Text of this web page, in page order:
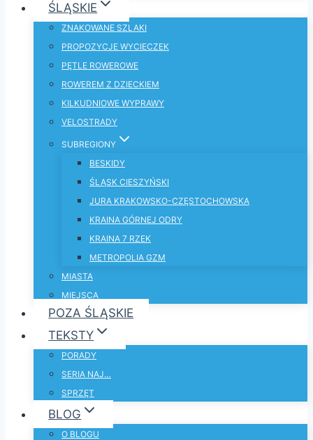
ŚLĄSKIE
ZNAKOWANE SZLAKI
PROPOZYCJE WYCIECZEK
PĘTLE ROWEROWE
ROWEREM Z DZIECKIEM
KILKUDNIOWE WYPRAWY
VELOSTRADY
SUBREGIONY
BESKIDY
ŚLĄSK CIESZYŃSKI
JURA KRAKOWSKO-CZĘSTOCHOWSKA
KRAINA GÓRNEJ ODRY
KRAINA 7 RZEK
METROPOLIA GZM
MIASTA
MIEJSCA
POZA ŚLĄSKIE
TEKSTY
PORADY
SERIA NAJ…
SPRZĘT
BLOG
O BLOGU